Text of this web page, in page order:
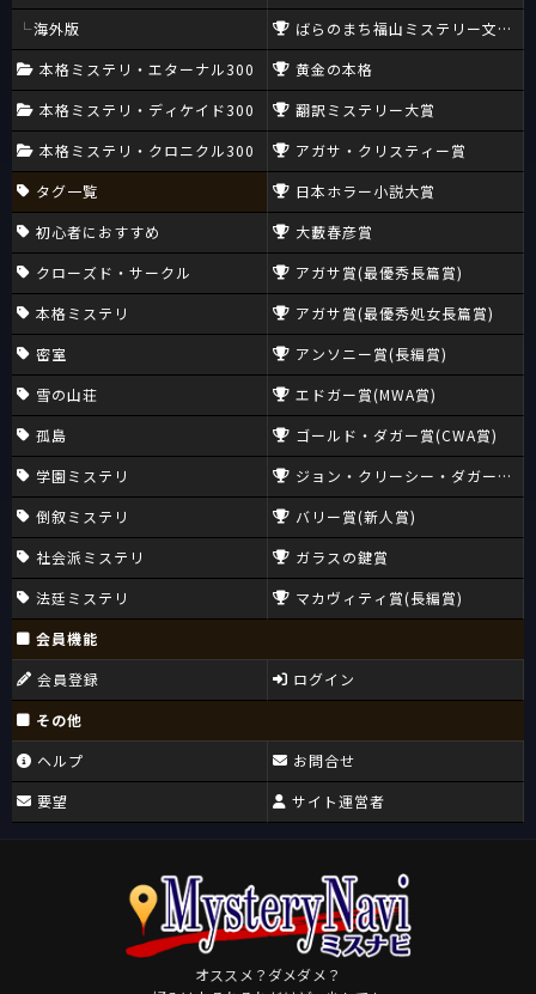
海外版
本格ミステリ・エターナル300
本格ミステリ・ディケイド300
本格ミステリ・クロニクル300
タグ一覧
初心者におすすめ
クローズド・サークル
本格ミステリ
密室
雪の山荘
孤島
学園ミステリ
倒叙ミステリ
社会派ミステリ
法廷ミステリ
ばらのまち福山ミステリー文学新
黄金の本格
翻訳ミステリー大賞
アガサ・クリスティー賞
日本ホラー小説大賞
大藪春彦賞
アガサ賞(最優秀長篇賞)
アガサ賞(最優秀処女長篇賞)
アンソニー賞(長編賞)
エドガー賞(MWA賞)
ゴールド・ダガー賞(CWA賞)
ジョン・クリーシー・ダガー賞
バリー賞(新人賞)
ガラスの鍵賞
マカヴィティ賞(長編賞)
会員機能
会員登録
ログイン
その他
ヘルプ
要望
お問合せ
サイト運営者
オススメ？ダメダメ？